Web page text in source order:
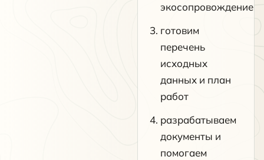
экосопровождение
готовим
перечень
исходных
данных и план
работ
разрабатываем
документы и
помогаем